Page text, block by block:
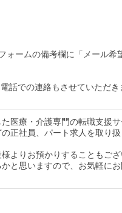
ォームの備考欄に「メール希
話での連絡もさせていただき
医療・介護専門の転職支援
正社員、パート求人を取り
よりお預かりすることもご
と思いますので、お気軽に